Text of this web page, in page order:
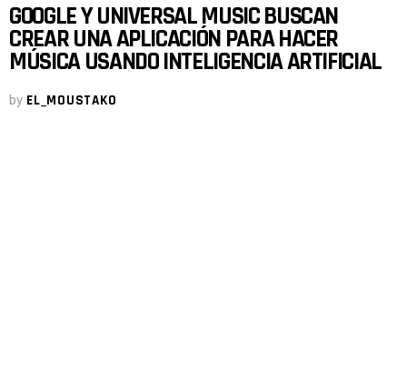
GOOGLE Y UNIVERSAL MUSIC BUSCAN
CREAR UNA APLICACIÓN PARA HACER
MÚSICA USANDO INTELIGENCIA ARTIFICIAL
by EL_MOUSTAKO